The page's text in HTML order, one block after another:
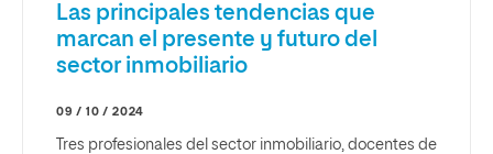
Las principales tendencias que
marcan el presente y futuro del
sector inmobiliario
09 / 10 / 2024
Tres profesionales del sector inmobiliario, docentes de